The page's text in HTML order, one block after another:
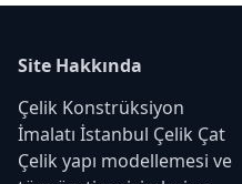
Site Hakkında
Çelik Konstrüksiyon
İmalatı İstanbul Çelik Çat
Çelik yapı modellemesi ve